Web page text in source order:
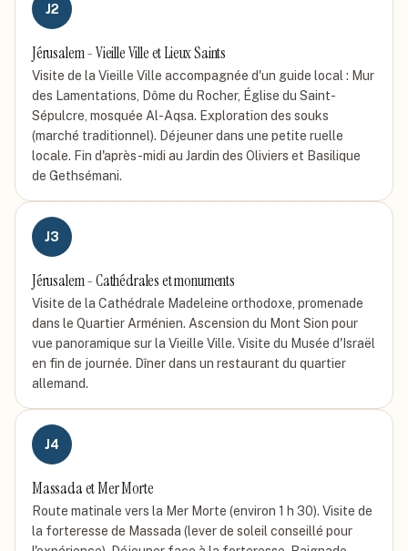
J2
Jérusalem - Vieille Ville et Lieux Saints
Visite de la Vieille Ville accompagnée d'un guide local : Mur
des Lamentations, Dôme du Rocher, Église du Saint-
Sépulcre, mosquée Al-Aqsa. Exploration des souks
(marché traditionnel). Déjeuner dans une petite ruelle
locale. Fin d'après-midi au Jardin des Oliviers et Basilique
de Gethsémani.
J3
Jérusalem - Cathédrales et monuments
Visite de la Cathédrale Madeleine orthodoxe, promenade
dans le Quartier Arménien. Ascension du Mont Sion pour
vue panoramique sur la Vieille Ville. Visite du Musée d'Israël
en fin de journée. Dîner dans un restaurant du quartier
allemand.
J4
Massada et Mer Morte
Route matinale vers la Mer Morte (environ 1 h 30). Visite de
la forteresse de Massada (lever de soleil conseillé pour